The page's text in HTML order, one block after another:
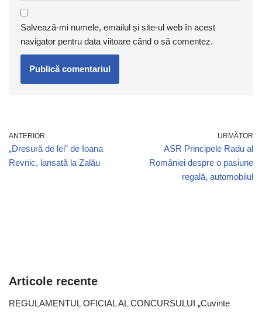
Salvează-mi numele, emailul și site-ul web în acest
navigator pentru data viitoare când o să comentez.
ANTERIOR
„Dresură de lei” de Ioana
Revnic, lansată la Zalău
URMĂTOR
ASR Principele Radu al
României despre o pasiune
regală, automobilul
Articole recente
REGULAMENTUL OFICIAL AL CONCURSULUI „Cuvinte